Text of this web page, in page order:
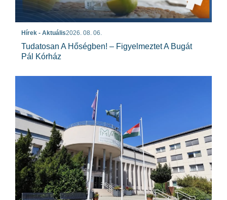
Hírek - Aktuális2026. 08. 06.
Tudatosan A Hőségben! – Figyelmeztet A Bugát
Pál Kórház